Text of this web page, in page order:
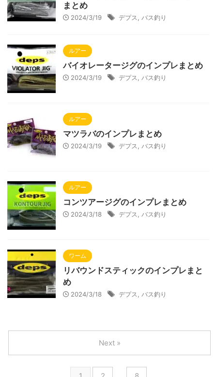
まとめ
2024/3/19 デプス バス釣り
ルアー
バイオレータージグのインプレまとめ
2024/3/19 デプス バス釣り
ルアー
マツラバのインプレまとめ
2024/3/19 デプス バス釣り
ルアー
コンツアージグのインプレまとめ
2024/3/18 デプス バス釣り
ワーム
リバウンドスティックのインプレまと
め
2024/3/18 デプス バス釣り
Next »